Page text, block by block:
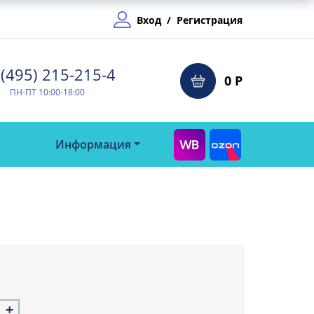
Вход / Регистрация
215-215-4⁠
ПН-ПТ 10:00-18:00
0 Р
Информация
+